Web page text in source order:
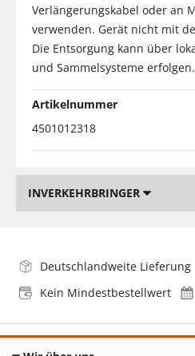
Verlängerungskabel oder an
verwenden. Gerät nicht mit
Die Entsorgung kann über
und Sammelsysteme erfolgen.
Artikelnummer
4501012318
INVERKEHRBRINGER
Deutschlandweite Lieferung
Kein Mindestbestellwert